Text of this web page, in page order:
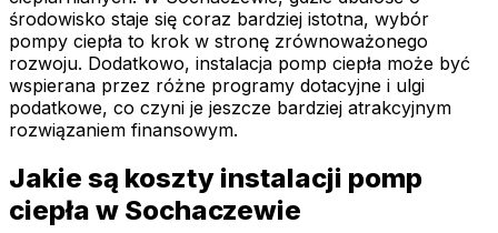
środowisko staje się coraz bardziej istotna, wybór
pompy ciepła to krok w stronę zrównoważonego
rozwoju. Dodatkowo, instalacja pomp ciepła może być
wspierana przez różne programy dotacyjne i ulgi
podatkowe, co czyni je jeszcze bardziej atrakcyjnym
rozwiązaniem finansowym.
Jakie są koszty instalacji pomp
ciepła w Sochaczewie